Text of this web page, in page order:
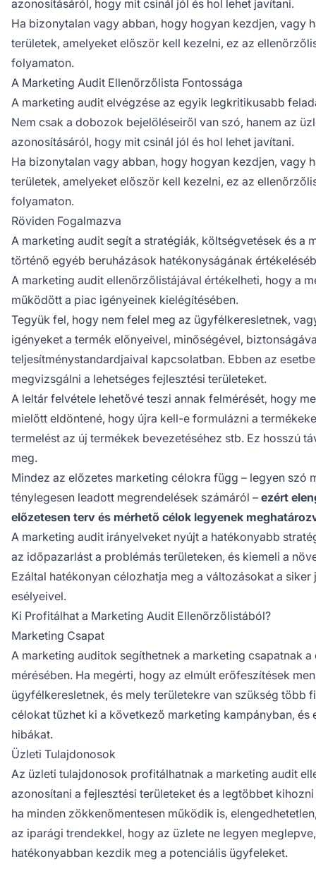
azonosításáról, hogy mit csinál jól és hol lehet javítani.
Ha bizonytalan vagy abban, hogy hogyan kezdjen, vagy
területek, amelyeket először kell kezelni, ez az
folyamaton.
A Marketing Audit Ellenőrzőlista Fontossága
A marketing audit elvégzése az egyik legkritikusabb
Nem csak a dobozok bejelöléseiről van szó, hanem az
azonosításáról, hogy mit csinál jól és hol lehet javítani.
Ha bizonytalan vagy abban, hogy hogyan kezdjen, vagy
területek, amelyeket először kell kezelni, ez az
folyamaton.
Röviden Fogalmazva
A marketing audit segít a stratégiák, költségvetések és a
történő egyéb beruházások hatékonyságának
A marketing audit ellenőrzőlistájával értékelheti, hogy a
működött a piac igényeinek kielégítésében.
Tegyük fel, hogy nem felel meg az ügyfélkeresletnek,
igényeket a termék előnyeivel, minőségével,
teljesítménystandardjaival kapcsolatban. Ebben az
megvizsgálni a lehetséges fejlesztési területeket.
A leltár felvétele lehetővé teszi annak felmérését, hogy
mielőtt eldöntené, hogy újra kell-e formulázni a
termelést az új termékek bevezetéséhez stb. Ez hosszú
meg.
Mindez az előzetes marketing célokra függ – legyen szó
ténylegesen leadott megrendelések számáról – ezért
előzetesen terv és mérhető célok legyenek
A marketing audit irányelveket nyújt a hatékonyabb
az időpazarlást a problémás területeken, és kiemeli a
Ezáltal hatékonyan célozhatja meg a változásokat a
esélyeivel.
Ki Profitálhat a Marketing Audit Ellenőrzőlistából?
Marketing Csapat
A marketing auditok segíthetnek a marketing csapatnak
mérésében. Ha megérti, hogy az elmúlt erőfeszítések
ügyfélkeresletnek, és mely területekre van szükség több
célokat tűzhet ki a következő marketing kampányban, és
hibákat.
Üzleti Tulajdonosok
Az üzleti tulajdonosok profitálhatnak a marketing audit
azonosítani a fejlesztési területeket és a legtöbbet
ha minden zökkenőmentesen működik is,
az iparági trendekkel, hogy az üzlete ne legyen
hatékonyabban kezdik meg a potenciális ügyfeleket.